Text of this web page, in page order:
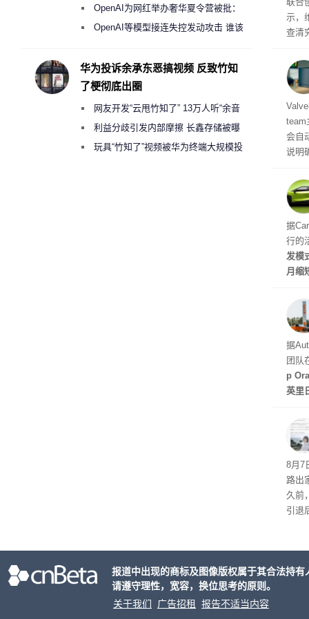
示，
查清
CIA
机
会自
说明
性
的做
据
行的
发模
月缩
天
据
团队
p
英里
起
8月7
路出
久前
引退
《人工智能法案》全新执法权限审查
OpenAI为网红举办奢华夏令营被批：
2000美元一晚 遭讽“反乌托邦”
OpenAI等模型接连失控发动攻击 谁该
华为投诉余承东恶搞视频 反致竹知
了梗彻底出圈
网友开发“云甩竹知了” 13万人听“余音
绕梁”利益分歧引发内部摩擦 长鑫存储被曝
曾将华为驻场工程师驱逐出研发基地
玩具“竹知了”视频被华为终端大规模投
报道中出现的商标及图像版权属于其合法持
请遵守理性，宽容，换位思考的原则。
关于我们
广告招租
报告不适当内容